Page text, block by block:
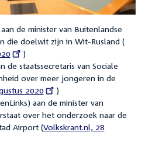
aan de minister van Buitenlandse
die doelwit zijn in Wit-Rusland (
)
de staatssecretaris van Sociale
over meer jongeren in de
2020
)
aan de minister van
over het onderzoek naar de
Airport (External
Volkskrant.nl, 28